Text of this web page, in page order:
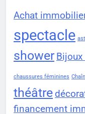
Achat
spectacle
shower
chaussures féminines
théâtre
financement